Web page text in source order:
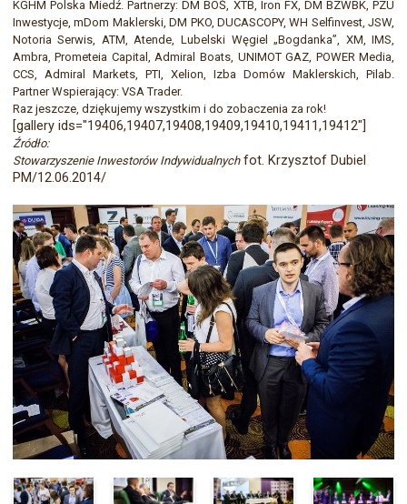
KGHM Polska Miedź. Partnerzy: DM BOŚ, XTB, Iron FX, DM BZWBK, PZU
Inwestycje, mDom Maklerski, DM PKO, DUCASCOPY, WH Selfinvest, JSW,
Notoria Serwis, ATM, Atende, Lubelski Węgiel „Bogdanka”, XM, IMS,
Ambra, Prometeia Capital, Admiral Boats, UNIMOT GAZ, POWER Media,
CCS, Admiral Markets, PTI, Xelion, Izba Domów Maklerskich, Pilab.
Partner Wspierający: VSA Trader.
Raz jeszcze, dziękujemy wszystkim i do zobaczenia za rok!
[gallery ids="19406,19407,19408,19409,19410,19411,19412"]
Źródło:
Stowarzyszenie Inwestorów Indywidualnychfot. Krzysztof Dubiel
PM/12.06.2014/